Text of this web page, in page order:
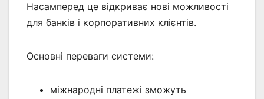
Насамперед це відкриває нові можливості
для банків і корпоративних клієнтів.
Основні переваги системи:
міжнародні платежі зможуть